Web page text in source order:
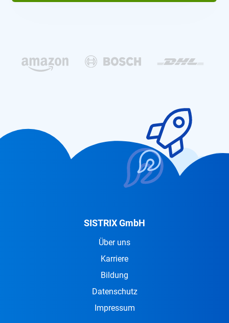
SISTRIX GmbH
Über uns
Karriere
Bildung
Datenschutz
Impressum